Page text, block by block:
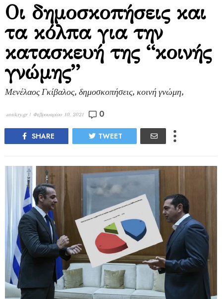
Οι δημοσκοπήσεις και
τα κόλπα για την
κατασκευή της “κοινής
γνώμης”
Μενέλαος Γκίβαλος, δημοσκοπήσεις, κοινή γνώμη,
antikry.gr | Φεβρουαρίου 10, 2021 0
SHARE TWEET